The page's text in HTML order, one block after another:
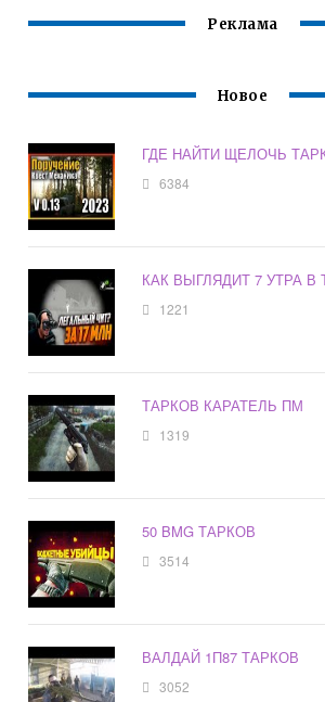
Реклама
Новое
ГДЕ НАЙТИ ЩЕЛОЧЬ
6384
КАК ВЫГЛЯДИТ 7 УТРА В
1221
ТАРКОВ КАРАТЕЛЬ ПМ
1319
50 BMG ТАРКОВ
3514
ВАЛДАЙ 1П87 ТАРКОВ
3052